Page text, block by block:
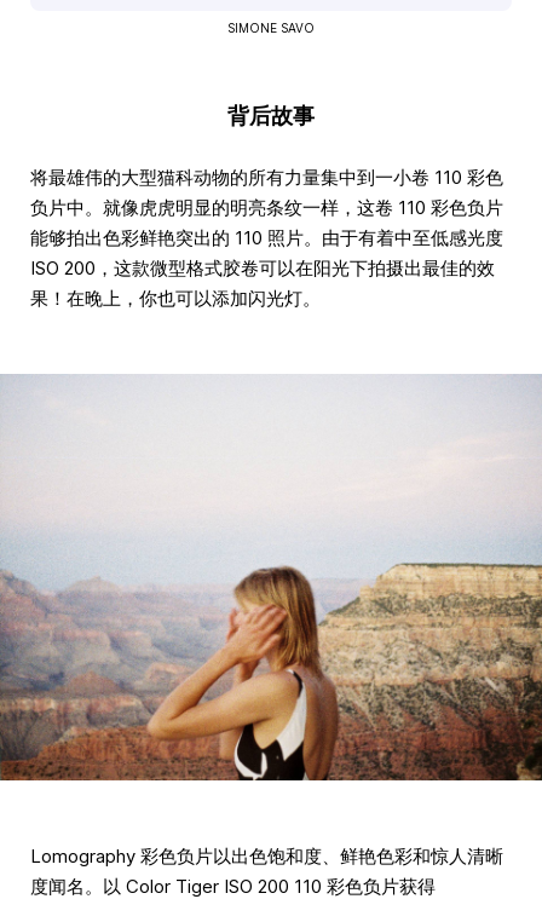
SIMONE SAVO
背后故事
将最雄伟的大型猫科动物的所有力量集中到一小卷 110 彩色
负片中。就像虎虎明显的明亮条纹一样，这卷 110 彩色负片
能够拍出色彩鲜艳突出的 110 照片。由于有着中至低感光度
ISO 200，这款微型格式胶卷可以在阳光下拍摄出最佳的效
果！在晚上，你也可以添加闪光灯。
Lomography 彩色负片以出色饱和度、鲜艳色彩和惊人清晰
度闻名。以 Color Tiger ISO 200 110 彩色负片获得